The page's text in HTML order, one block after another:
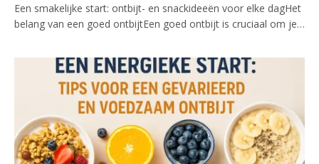
Een smakelijke start: ontbijt- en snackideeën voor elke dagHet
belang van een goed ontbijtEen goed ontbijt is cruciaal om je…